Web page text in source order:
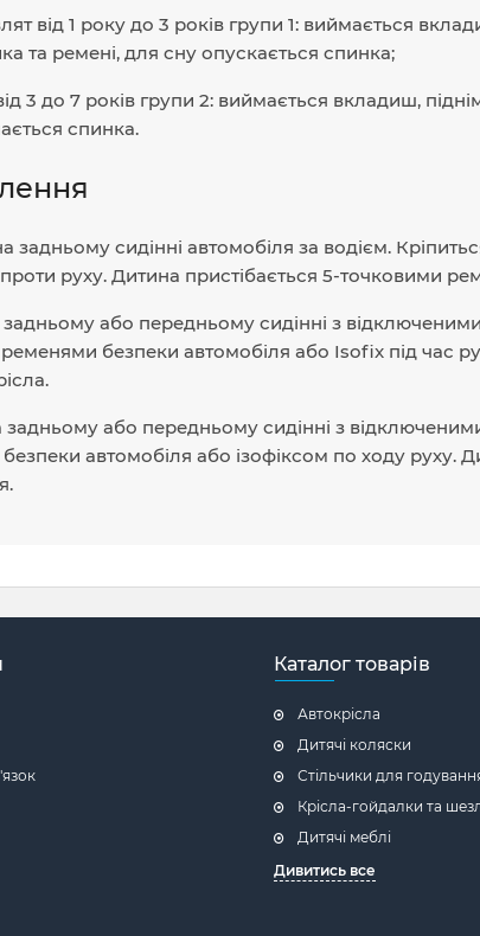
від 1 року до 3 років групи 1: виймається
та ремені, для сну опускається спинка;
3 до 7 років групи 2: виймається вкладиш,
спинка.
задньому сидінні автомобіля за водієм.
руху. Дитина пристібається 5-точковими
задньому або передньому сидінні з
безпеки автомобіля або Isofix під час
задньому або передньому сидінні з
автомобіля або ізофіксом по ходу руху.
Каталог товарів
Автокрісла
Дитячі коляски
Стільчики для
Крісла-гойдалки та
Дитячі меблі
Дивитись все